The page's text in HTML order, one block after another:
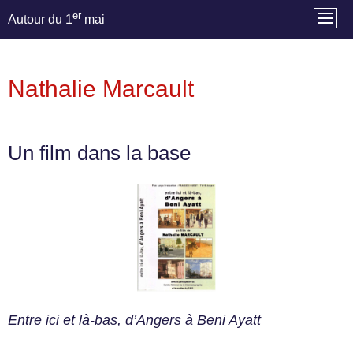
Autour du 1er mai
Nathalie Marcault
Un film dans la base
Entre ici et là-bas, d’Angers à Beni Ayatt